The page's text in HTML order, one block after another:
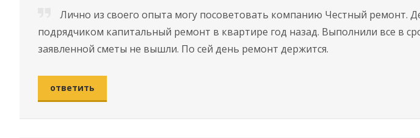
Лично из своего опыта могу посоветовать компанию Честный ремонт.
подрядчиком капитальный ремонт в квартире год назад. Выполнили все в
заявленной сметы не вышли. По сей день ремонт держится.
ответить